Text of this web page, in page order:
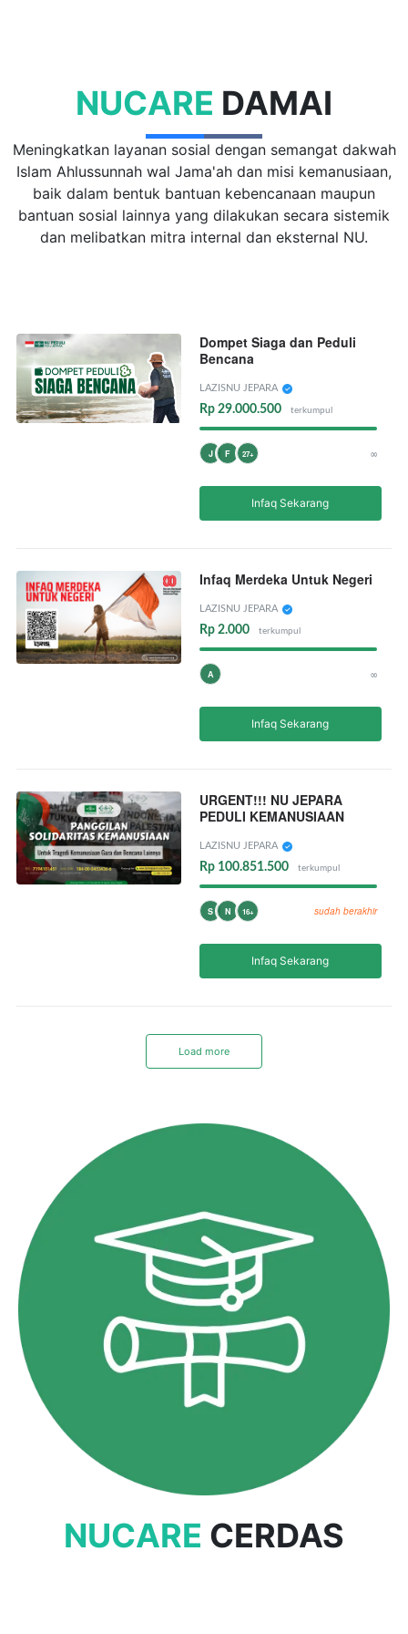
NUCARE DAMAI
Meningkatkan layanan sosial dengan semangat dakwah
Islam Ahlussunnah wal Jama'ah dan misi kemanusiaan,
baik dalam bentuk bantuan kebencanaan maupun
bantuan sosial lainnya yang dilakukan secara sistemik
dan melibatkan mitra internal dan eksternal NU.
Dompet Siaga dan Peduli
Bencana
LAZISNU JEPARA
Rp 29.000.500 terkumpul
J F 27+ ∞
Infaq Sekarang
Infaq Merdeka Untuk Negeri
LAZISNU JEPARA
Rp 2.000 terkumpul
A ∞
Infaq Sekarang
URGENT!!! NU JEPARA
PEDULI KEMANUSIAAN
LAZISNU JEPARA
Rp 100.851.500 terkumpul
S N 16+ sudah berakhir
Infaq Sekarang
Load more
NUCARE CERDAS